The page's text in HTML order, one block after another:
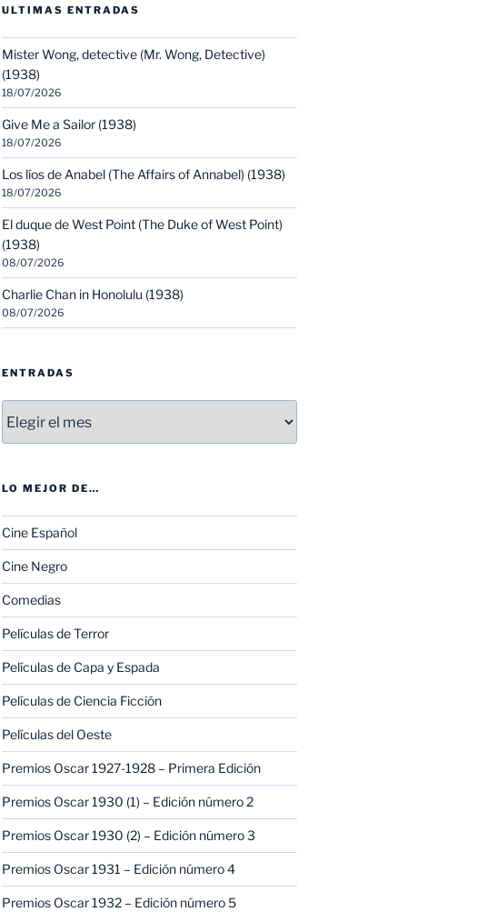
ULTIMAS ENTRADAS
Mister Wong, detective (Mr. Wong, Detective)
(1938)
18/07/2026
Give Me a Sailor (1938)
18/07/2026
Los líos de Anabel (The Affairs of Annabel) (1938)
18/07/2026
El duque de West Point (The Duke of West Point)
(1938)
08/07/2026
Charlie Chan in Honolulu (1938)
08/07/2026
ENTRADAS
LO MEJOR DE…
Cine Español
Cine Negro
Comedias
Películas de Terror
Películas de Capa y Espada
Películas de Ciencia Ficción
Películas del Oeste
Premios Oscar 1927-1928 – Primera Edición
Premios Oscar 1930 (1) – Edición número 2
Premios Oscar 1930 (2) – Edición número 3
Premios Oscar 1931 – Edición número 4
Premios Oscar 1932 – Edición número 5